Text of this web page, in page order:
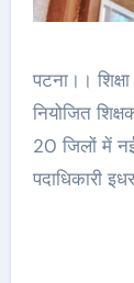
पटना।।
नियोजित
20 जिलों में नई
पदाधिकारी